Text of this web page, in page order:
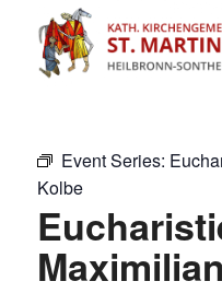
Event Series:
Kolbe